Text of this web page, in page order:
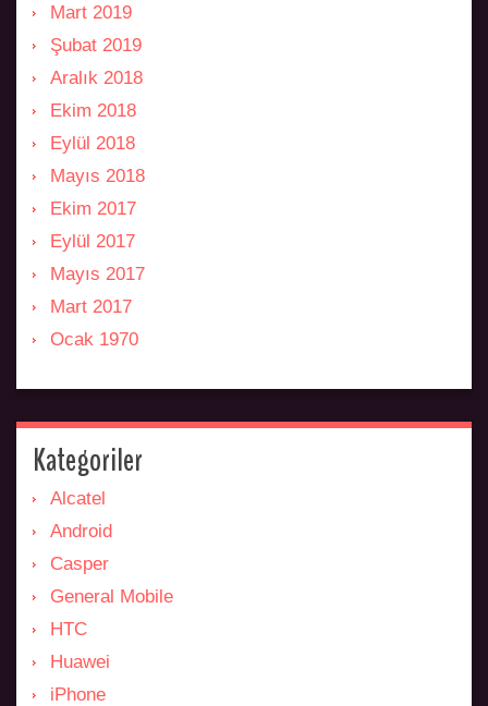
Mart 2019
Şubat 2019
Aralık 2018
Ekim 2018
Eylül 2018
Mayıs 2018
Ekim 2017
Eylül 2017
Mayıs 2017
Mart 2017
Ocak 1970
Kategoriler
Alcatel
Android
Casper
General Mobile
HTC
Huawei
iPhone